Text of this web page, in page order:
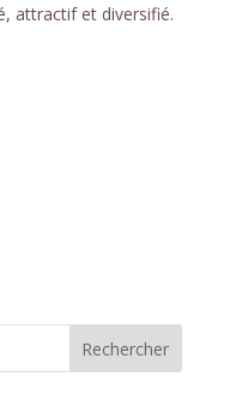
attractif et diversifié.